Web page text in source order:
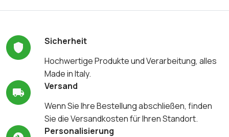
Sicherheit
Hochwertige Produkte und Verarbeitung, alles
Made in Italy.
Versand
Wenn Sie Ihre Bestellung abschließen, finden
Sie die Versandkosten für Ihren Standort.
Personalisierung